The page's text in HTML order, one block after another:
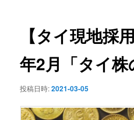
ョ
ン
【タイ現地採
年2月「タイ株
投稿日時:2021-03-05